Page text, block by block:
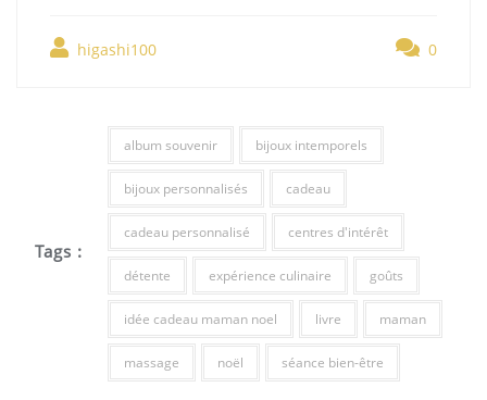
higashi100 0
Tags :
album souvenir bijoux intemporels
bijoux personnalisés cadeau
cadeau personnalisé centres d'intérêt
détente expérience culinaire goûts
idée cadeau maman noel livre maman
massage noël séance bien-être